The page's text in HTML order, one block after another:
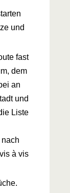
und
fast
dem
an
und
Liste
à vis